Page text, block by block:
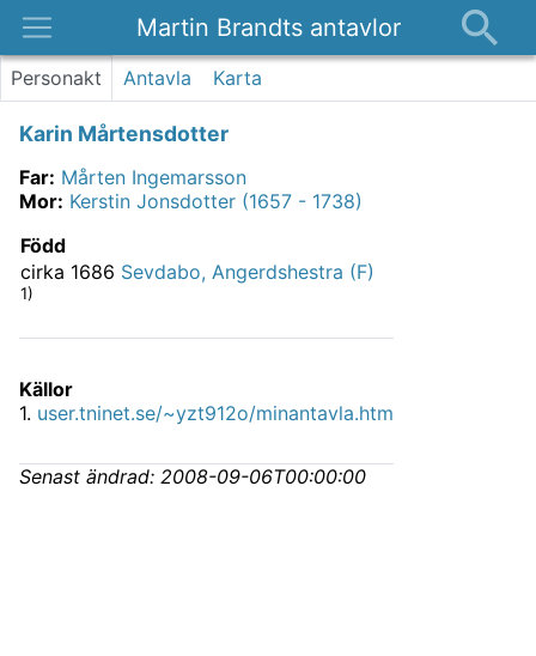
Martin Brandts antavlor
Platser
Kontakt
Personakt Antavla Karta
Karin Mårtensdotter
Far: Mårten Ingemarsson
Mor: Kerstin Jonsdotter (1657 - 1738)
Född
cirka 1686 Sevdabo, Angerdshestra (F)
1)
Källor
1. user.tninet.se/~yzt912o/minantavla.htm
Senast ändrad: 2008-09-06T00:00:00